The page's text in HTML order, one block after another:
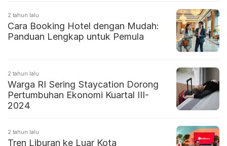
2 tahun lalu
Cara Booking Hotel dengan Mudah:
Panduan Lengkap untuk Pemula
2 tahun lalu
Warga RI Sering Staycation Dorong
Pertumbuhan Ekonomi Kuartal III-
2024
2 tahun lalu
Tren Liburan ke Luar Kota